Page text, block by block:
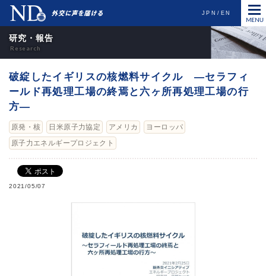
JPN EN
研究・報告
破綻したイギリスの核燃料サイクル —セラフィ
ールド再処理工場の終焉と六ヶ所再処理工場の行
方―
原発・核 日米原子力協定 アメリカ
ヨーロッパ
原子力エネルギープロジェクト
2021/05/07